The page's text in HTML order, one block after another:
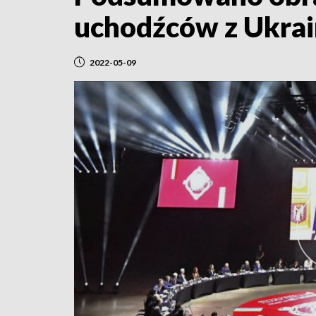
uchodźców z
2022-05-09